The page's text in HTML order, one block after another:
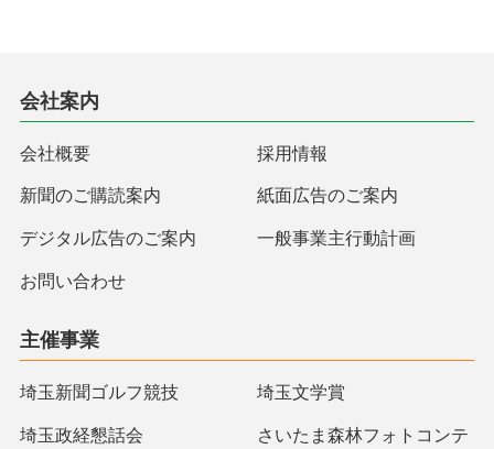
会社案内
会社概要 採用情報
新聞のご購読案内 紙面広告のご案内
デジタル広告のご案内 一般事業主行動計画
お問い合わせ
主催事業
埼玉新聞ゴルフ競技 埼玉文学賞
埼玉政経懇話会
さいたま森林フォトコンテ